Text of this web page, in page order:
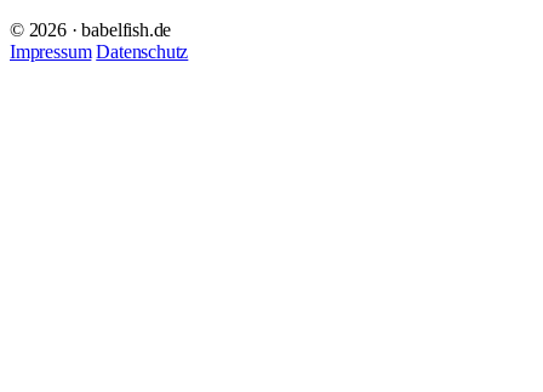
© 2026 · babelfish.de
Impressum Datenschutz